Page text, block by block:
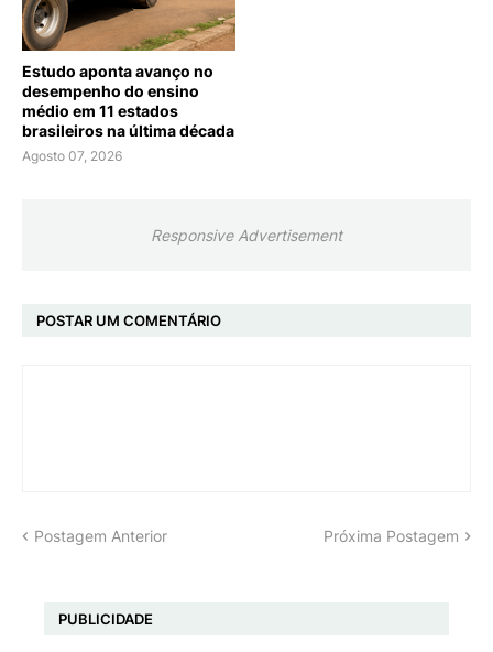
Estudo aponta avanço no
desempenho do ensino
médio em 11 estados
brasileiros na última década
Agosto 07, 2026
Responsive Advertisement
POSTAR UM COMENTÁRIO
Postagem Anterior Próxima Postagem
PUBLICIDADE